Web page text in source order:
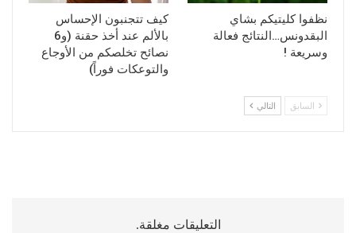
نظفوا كليتيكم بشاي
البقدونس…النتائج فعالة
وسريعة !
كيف تتجنبون الإحساس
بالألم عند أخذ حقنة (و6
نصائح تخلصكم من الأوجاع
والتوعكات فوراً)
السابق التالي
التعليقات مغلقة.